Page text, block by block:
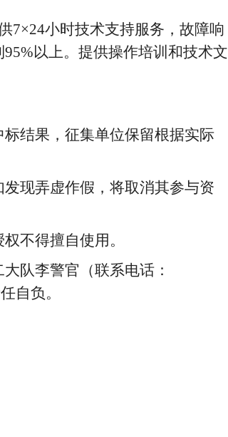
7×24小时技术支持服务，故障响
95%以上。提供操作培训和技术文
结果，征集单位保留根据实际
现弄虚作假，将取消其参与资
不得擅自使用。
队李警官（联系电话：
自负。